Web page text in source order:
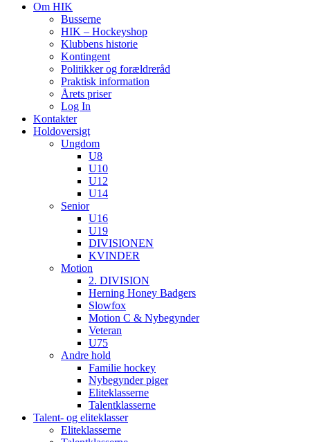
Om HIK
Busserne
HIK – Hockeyshop
Klubbens historie
Kontingent
Politikker og forældreråd
Praktisk information
Årets priser
Log In
Kontakter
Holdoversigt
Ungdom
U8
U10
U12
U14
Senior
U16
U19
DIVISIONEN
KVINDER
Motion
2. DIVISION
Herning Honey Badgers
Slowfox
Motion C & Nybegynder
Veteran
U75
Andre hold
Familie hockey
Nybegynder piger
Eliteklasserne
Talentklasserne
Talent- og eliteklasser
Eliteklasserne